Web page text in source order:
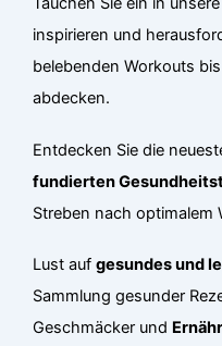
inspirieren und
belebenden Workouts
abdecken.
Entdecken Sie die
fundierten
Streben nach optimalem
Lust aufgesundes und
Sammlung gesunder
Geschmäcker und